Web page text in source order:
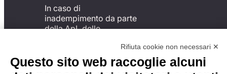
In caso di
inadempimento da parte
della ApL delle
del Codice di Condotta, è
possibile presentare un
reclamo
Rifiuta cookie non necessari ✕
Questo sito web raccoglie alcuni